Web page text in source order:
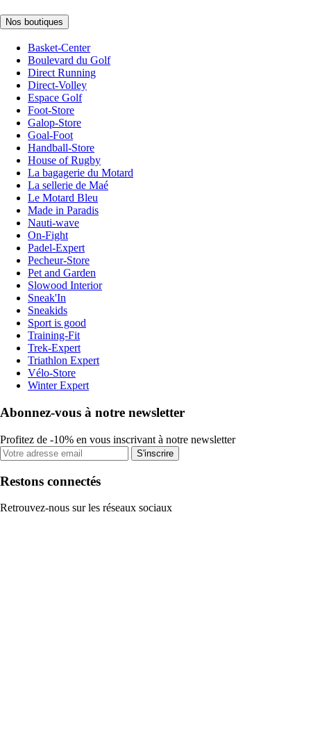
Nos boutiques
Basket-Center
Boulevard du Golf
Direct Running
Direct-Volley
Espace Golf
Foot-Store
Galop-Store
Goal-Foot
Handball-Store
House of Rugby
La bagagerie du Motard
La sellerie de Maé
Le Motard Bleu
Made in Paradis
Nauti-wave
On-Fight
Padel-Expert
Pecheur-Store
Pet and Garden
Slowood Interior
Sneak'In
Sneakids
Sport is good
Training-Fit
Trek-Expert
Triathlon Expert
Vélo-Store
Winter Expert
Abonnez-vous à notre newsletter
Profitez de -10% en vous inscrivant à notre newsletter
S'inscrire
Restons connectés
Retrouvez-nous sur les réseaux sociaux